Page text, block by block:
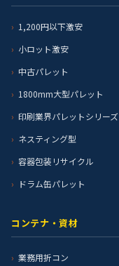
1,200円以下激安
小ロット激安
中古パレット
1800mm大型パレット
印刷業界パレットシリーズ
ネスティング型
容器包装リサイクル
ドラム缶パレット
コンテナ・資材
業務用折コン